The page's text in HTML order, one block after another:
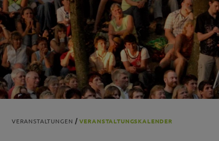
VERANSTALTUNGEN VERANSTALTUNGSKALENDER